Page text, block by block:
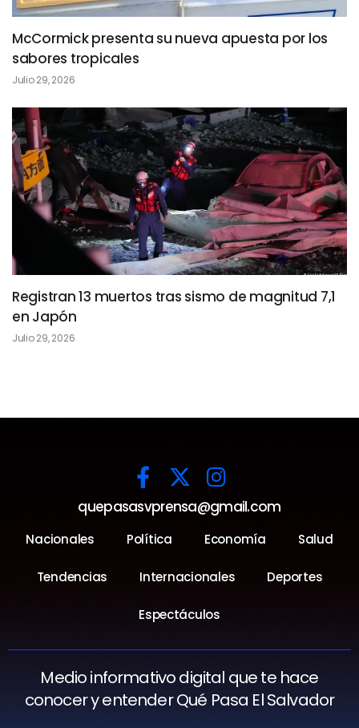
McCormick presenta su nueva apuesta por los
sabores tropicales
Julio 29, 2026
Registran 13 muertos tras sismo de magnitud 7,1
en Japón
Julio 29, 2026
quepasasvprensa@gmail.com
Nacionales Política Economía Salud
Tendencias Internacionales Deportes
Espectáculos
Medio informativo digital que te hace
conocer y entender Qué Pasa El Salvador